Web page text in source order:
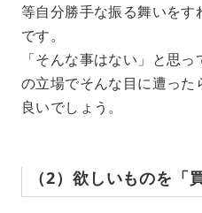
等自分勝手な振る舞いを
です。
「そんな事はない」と思
の立場でそんな目に遭っ
良いでしょう。
（2）欲しいものを「